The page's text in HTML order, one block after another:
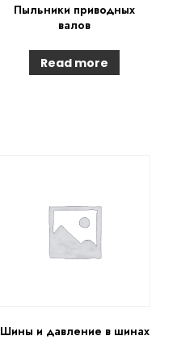
Пыльники приводных
валов
Read more
Шины и давление в шинах